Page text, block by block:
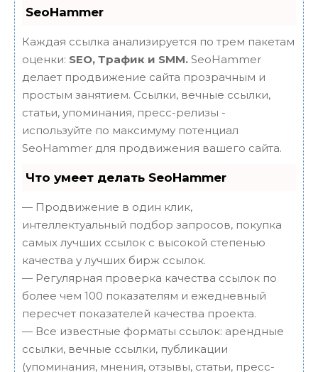
SeoHammer
Каждая ссылка анализируется по трем пакетам
оценки: SEO, Трафик и SMM. SeoHammer
делает продвижение сайта прозрачным и
простым занятием. Ссылки, вечные ссылки,
статьи, упоминания, пресс-релизы -
используйте по максимуму потенциал
SeoHammer для продвижения вашего сайта.
Что умеет делать SeoHammer
— Продвижение в один клик,
интеллектуальный подбор запросов, покупка
самых лучших ссылок с высокой степенью
качества у лучших бирж ссылок.
— Регулярная проверка качества ссылок по
более чем 100 показателям и ежедневный
пересчет показателей качества проекта.
— Все известные форматы ссылок: арендные
ссылки, вечные ссылки, публикации
(упоминания, мнения, отзывы, статьи, пресс-